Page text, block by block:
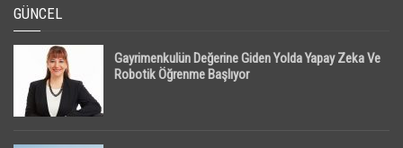
GÜNCEL
Gayrimenkulün Değerine Giden Yolda Yapay Zeka Ve
Robotik Öğrenme Başlıyor